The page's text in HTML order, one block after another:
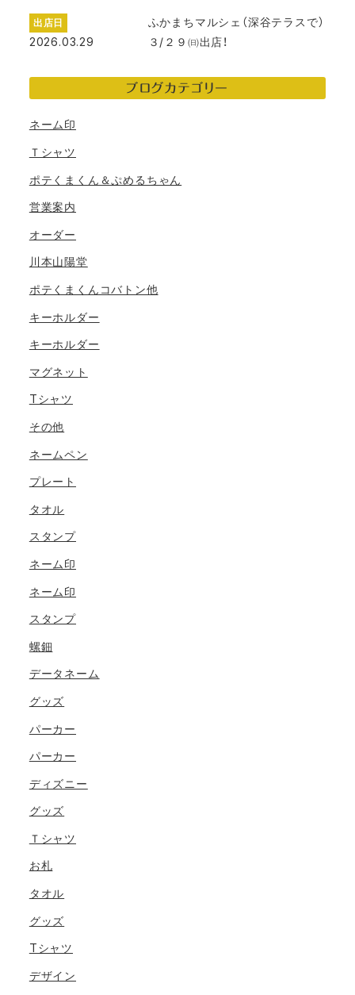
出店日
2026.03.29
ふかまちマルシェ（深谷テラスで）
３/２９㈰出店！
ブログカテゴリー
ネーム印
Ｔシャツ
ポテくまくん＆ぷめるちゃん
営業案内
オーダー
川本山陽堂
ポテくまくんコバトン他
キーホルダー
キーホルダー
マグネット
Tシャツ
その他
ネームペン
プレート
タオル
スタンプ
ネーム印
ネーム印
スタンプ
螺鈿
データネーム
グッズ
パーカー
パーカー
ディズニー
グッズ
Ｔシャツ
お札
タオル
グッズ
Tシャツ
デザイン